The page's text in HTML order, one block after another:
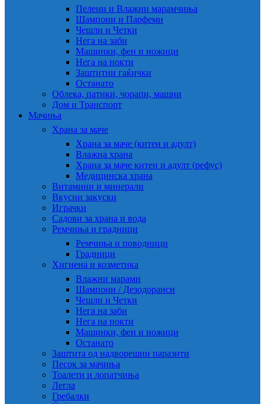
Пелени и Влажни марамчиња
Шампони и Парфеми
Чешли и Четки
Нега на заби
Машинки, фен и ножици
Нега на нокти
Заштитни гаќички
Останато
Облека, патики, чорапи, машни
Дом и Транспорт
Мачиња
Храна за маче
Храна за маче (китен и адулт)
Влажна храна
Храна за маче китен и адулт (рефус)
Медицинска храна
Витамини и минерали
Вкусни закуски
Играчки
Садови за храна и вода
Ремчиња и градници
Ремчиња и поводници
Градници
Хигиена и козметика
Влажни марами
Шампони / Дезодоранси
Чешли и Четки
Нега на заби
Нега на нокти
Машинки, фен и ножици
Останато
Заштита од надворешни паразити
Песок за мачиња
Тоалети и лопатчиња
Легла
Гребалки